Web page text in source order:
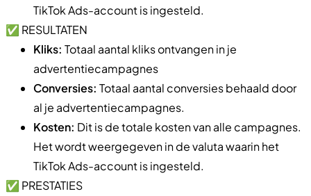
TikTok Ads-account is ingesteld.
✅ RESULTATEN
Kliks: Totaal aantal kliks ontvangen in je
advertentiecampagnes
Conversies: Totaal aantal conversies behaald door
al je advertentiecampagnes.
Kosten: Dit is de totale kosten van alle campagnes.
Het wordt weergegeven in de valuta waarin het
TikTok Ads-account is ingesteld.
✅ PRESTATIES